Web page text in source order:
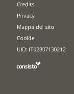
Credits
Privacy
Mappa del sito
Cookie
UID: IT02807130212